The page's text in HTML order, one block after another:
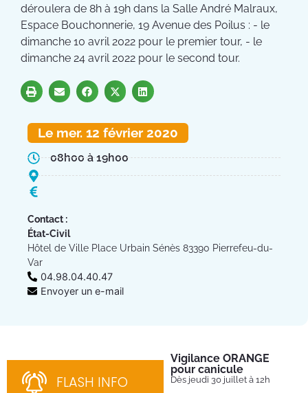
déroulera de 8h à 19h dans la Salle André Malraux,
Espace Bouchonnerie, 19 Avenue des Poilus : - le
dimanche 10 avril 2022 pour le premier tour, - le
dimanche 24 avril 2022 pour le second tour.
Le mer. 12 février 2020
08h00 à 19h00
Contact :
État-Civil
Hôtel de Ville Place Urbain Sénès 83390 Pierrefeu-du-
Var
04.98.04.40.47
Envoyer un e-mail
FLASH INFO
Vigilance ORANGE
pour canicule
Dès jeudi 30 juillet à 12h